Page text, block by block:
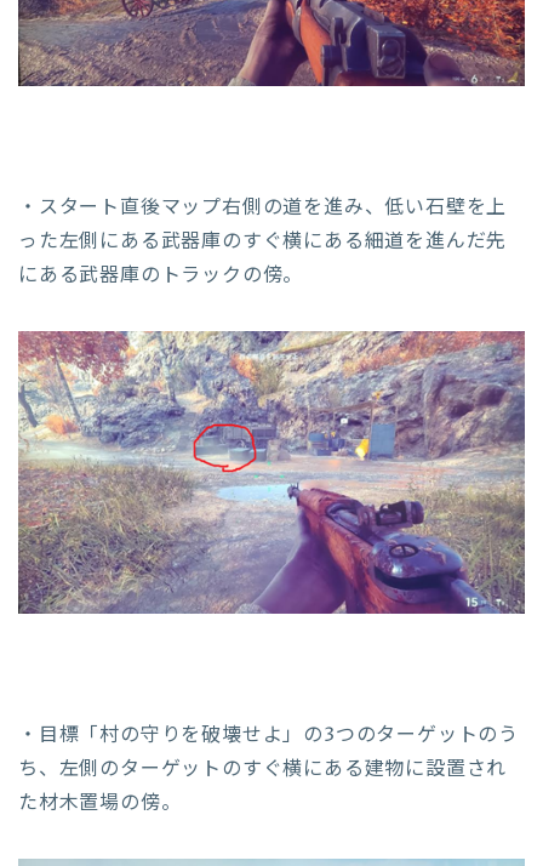
・スタート直後マップ右側の道を進み、低い石壁を上
った左側にある武器庫のすぐ横にある細道を進んだ先
にある武器庫のトラックの傍。
・目標「村の守りを破壊せよ」の3つのターゲットのう
ち、左側のターゲットのすぐ横にある建物に設置され
た材木置場の傍。